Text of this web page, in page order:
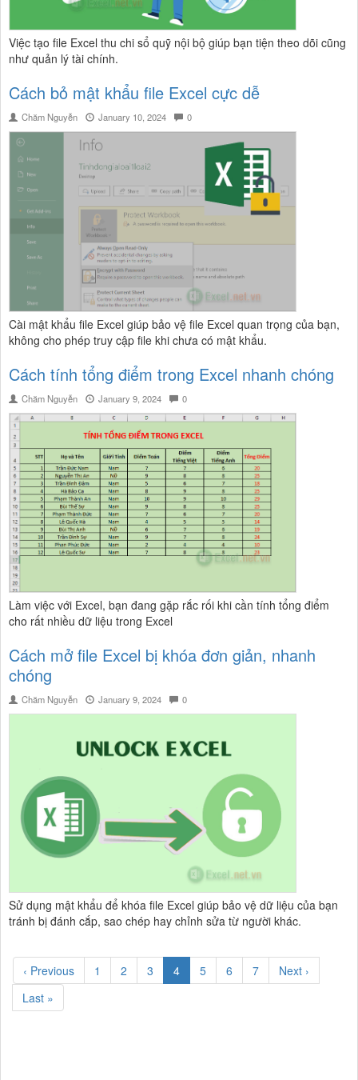
Việc tạo file Excel thu chi sổ quỹ nội bộ giúp bạn tiện theo dõi cũng
như quản lý tài chính.
Cách bỏ mật khẩu file Excel cực dễ
Chăm Nguyễn January 10, 2024 0
Cài mật khẩu file Excel giúp bảo vệ file Excel quan trọng của bạn,
không cho phép truy cập file khi chưa có mật khẩu.
Cách tính tổng điểm trong Excel nhanh chóng
Chăm Nguyễn January 9, 2024 0
Làm việc với Excel, bạn đang gặp rắc rối khi cần tính tổng điểm
cho rất nhiều dữ liệu trong Excel
Cách mở file Excel bị khóa đơn giản, nhanh
chóng
Chăm Nguyễn January 9, 2024 0
Sử dụng mật khẩu để khóa file Excel giúp bảo vệ dữ liệu của bạn
tránh bị đánh cắp, sao chép hay chỉnh sửa từ người khác.
‹ Previous 1 2 3 4 5 6 7
Next ›
Last »